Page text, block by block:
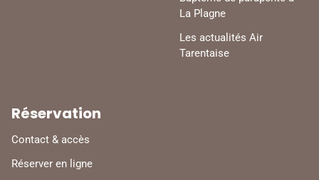
La Plagne
Les actualités Air
Tarentaise
Réservation
Contact & accès
Réserver en ligne